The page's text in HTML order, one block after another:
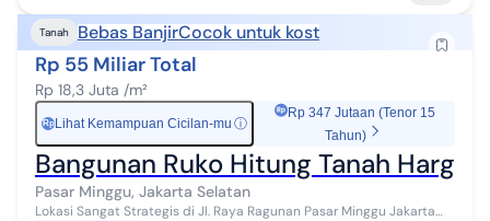
Tanah Bebas BanjirCocok untuk kost
Rp 55 Miliar Total
Rp 18,3 Juta /m²
Rp Lihat Kemampuan Cicilan-mu ⓘ
Rp 347 Jutaan (Tenor 15
Tahun)
Bangunan Ruko Hitung Tanah Harga
Pasar Minggu, Jakarta Selatan
Lokasi Sangat Strategis di Jl. Raya Ragunan Pasar Minggu Jakarta